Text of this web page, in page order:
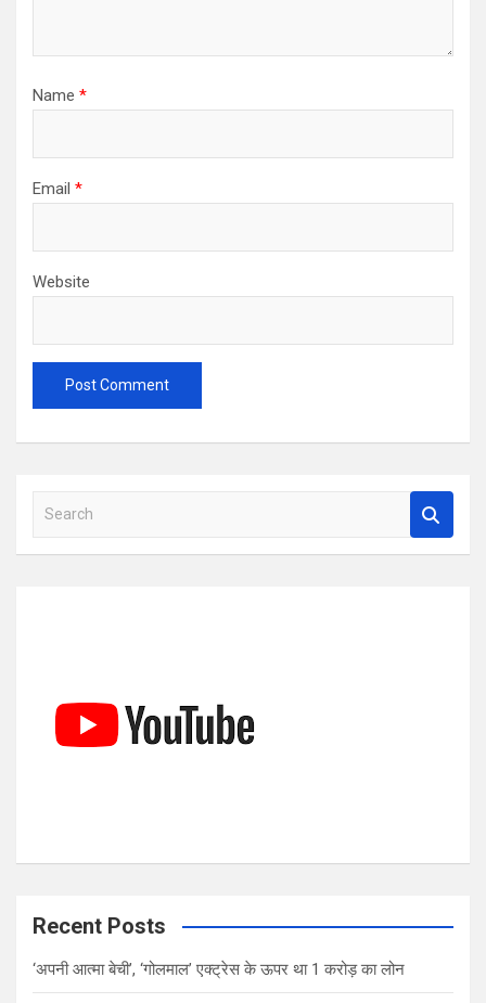
Name *
Email *
Website
a
Recent Posts
‘अपनी आत्मा बेची’, ‘गोलमाल’ एक्ट्रेस के ऊपर था 1 करोड़ का लोन